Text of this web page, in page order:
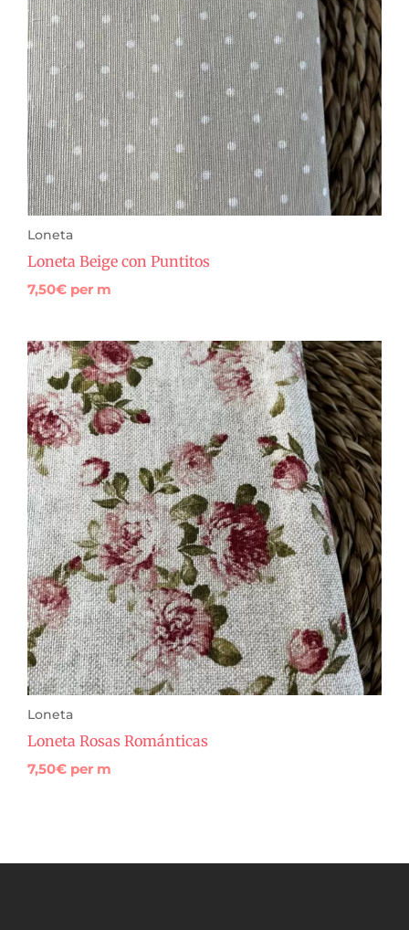
Loneta
Loneta Beige con Puntitos
7,50€ per m
Loneta
Loneta Rosas Románticas
7,50€ per m